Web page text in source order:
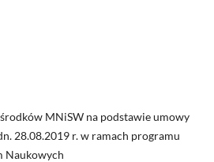
MNiSW na podstawie umowy
28.08.2019 r. w ramach programu
Naukowych